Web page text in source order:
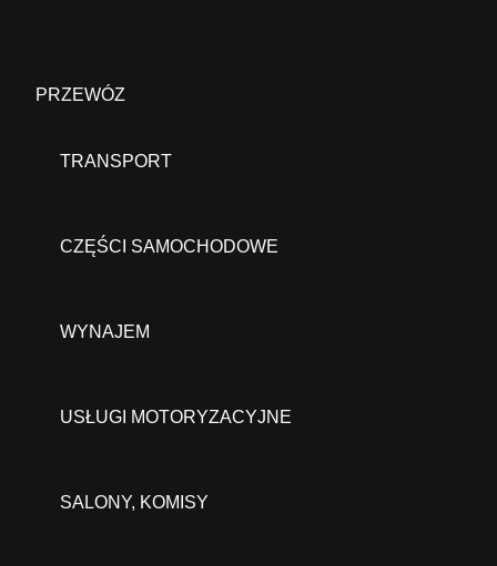
PRZEWÓZ
TRANSPORT
CZĘŚCI SAMOCHODOWE
WYNAJEM
USŁUGI MOTORYZACYJNE
SALONY, KOMISY